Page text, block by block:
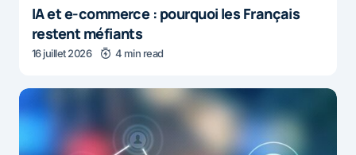
IA et e-commerce : pourquoi les Français
restent méfiants
16 juillet 2026 4 min read